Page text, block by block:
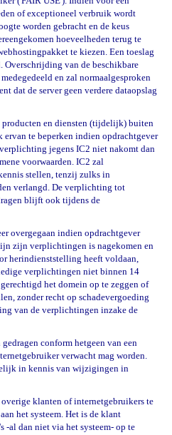
of exceptioneel verbruik wordt
worden gebracht en de keus
hoeveelheden terug te
te kiezen. Een toeslag
Overschrijding van de beschikbare
en zal normaalgesproken
dat de server geen verdere dataopslag
producten en diensten (tijdelijk) buiten
te beperken indien opdrachtgever
jegens IC2 niet nakomt dan
voorwaarden. IC2 zal
stellen, tenzij zulks in
verlangd. De verplichting tot
blijft ook tijdens de
overgegaan indien opdrachtgever
zijn verplichtingen is nagekomen en
herindienststelling heeft voldaan,
verplichtingen niet binnen 14
het domein op te zeggen of
zonder recht op schadevergoeding
van de verplichtingen inzake de
conform hetgeen van een
verwacht mag worden.
in kennis van wijzigingen in
klanten of internetgebruikers te
het systeem. Het is de klant
-al dan niet via het systeem- op te